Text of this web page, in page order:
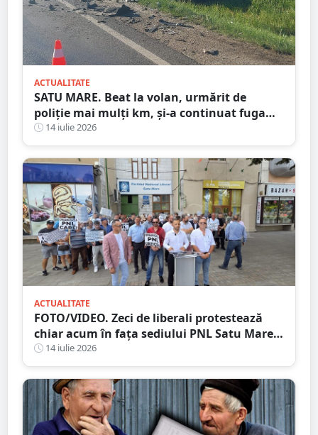
ACTUALITATE
SATU MARE. Beat la volan, urmărit de
poliție mai mulți km, și-a continuat fuga
până a provocat un accident
14 iulie 2026
ACTUALITATE
FOTO/VIDEO. Zeci de liberali protestează
chiar acum în fața sediului PNL Satu Mare.
Scandări împotriva conducerii județene
14 iulie 2026